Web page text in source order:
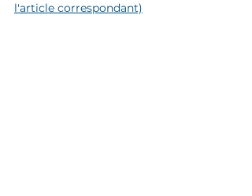
l'article correspondant)